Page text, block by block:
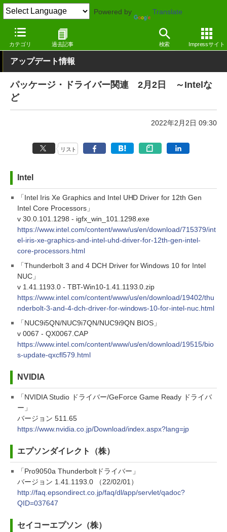
Powered by Translate
カテゴリ 過去記事 検索 Impressサイト
窓の杜 その他の話題 アップデート
アップデート情報
パッケージ・ドライバー関連 2月2日 ～Intelな
ど
2022年2月2日 09:30
リスト
Intel
「Intel Iris Xe Graphics and Intel UHD Driver for 12th Gen
Intel Core Processors」
v 30.0.101.1298 - igfx_win_101.1298.exe
https://www.intel.com/content/www/us/en/download/715379/int
el-iris-xe-graphics-and-intel-uhd-driver-for-12th-gen-intel-
core-processors.html
「Thunderbolt 3 and 4 DCH Driver for Windows 10 for Intel
NUC」
v 1.41.1193.0 - TBT-Win10-1.41.1193.0.zip
https://www.intel.com/content/www/us/en/download/19402/thu
nderbolt-3-and-4-dch-driver-for-windows-10-for-intel-nuc.html
「NUC9i5QN/NUC9i7QN/NUC9i9QN BIOS」
v 0067 - QX0067.CAP
https://www.intel.com/content/www/us/en/download/19515/bio
s-update-qxcfl579.html
NVIDIA
「NVIDIA Studio ドライバー/GeForce Game Ready ドライバ
ー」
バージョン 511.65
https://www.nvidia.co.jp/Download/index.aspx?lang=jp
エプソンダイレクト（株）
「Pro9050a Thunderboltドライバー」
バージョン 1.41.1193.0 （22/02/01）
http://faq.epsondirect.co.jp/faq/dl/app/servlet/qadoc?
QID=037647
セイコーエプソン（株）